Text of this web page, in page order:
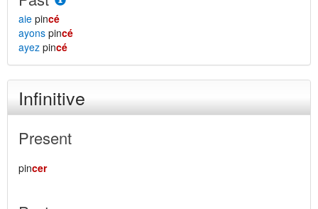
aie pincé
ayons pincé
ayez pincé
Infinitive
Present
pincer